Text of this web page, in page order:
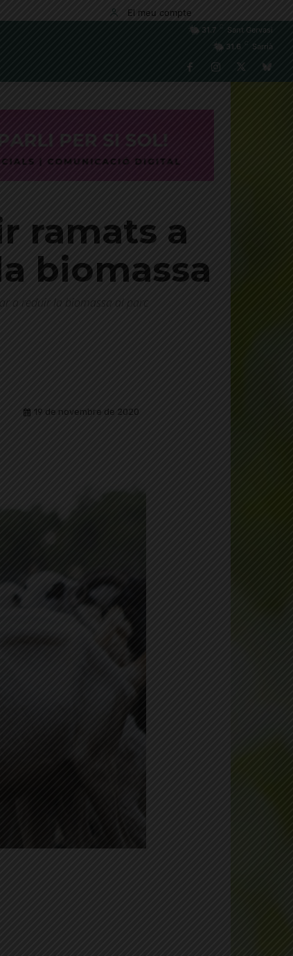
El meu compte
31.7
Sant Gervasi
31.6
Sarrià
ramats a
biomassa
a reduir la biomassa al parc
19 de novembre de 2020